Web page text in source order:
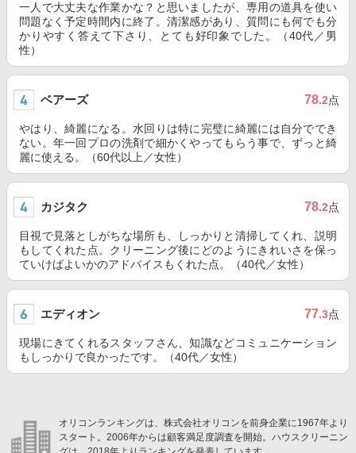
一人で大丈夫な作業かな？と思いましたが、専用の道具を使い
問題なく予定時間内に終了。清潔感があり、質問にも何でも分
かりやすく答えて下さり、とても好印象でした。（40代／男
性）
ベアーズ 78.2点
やはり、綺麗になる。水回りは特に完璧に綺麗には自分ででき
ない。年一回プロの洗剤で細かくやってもらう事で、ずっと綺
麗に使える。（60代以上／女性）
カジタク 78.2点
目視で見落としがちな場所も、しっかりと清掃してくれ、説明
もしてくれた点。クリーニング後にどのようにきれいさを保っ
ていけばよいかのアドバイスもくれた点。（40代／女性）
エディオン 77.3点
現場にきてくれるスタッフさん、知識などコミュニケーション
もしっかりで良かったです。（40代／女性）
オリコンランキングは、株式会社オリコンを前身企業に1967年より
スタート。2006年からは顧客満足度調査を開始。ハウスクリーニン